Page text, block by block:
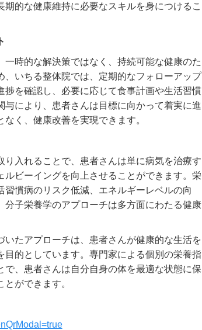
的な健康維持に必要なスキルを身につけるこ
時的な解決策ではなく、持続可能な健康のた
、いちる整体院では、定期的なフォローアップ
捗を確認し、必要に応じて食事計画や生活習慣
により、患者さんは目標に向かって着実に進
く、健康改善を実現できます。
入れることで、患者さんは単に病気を治療す
ルビーイングを向上させることができます。栄
慣病のリスク低減、エネルギーレベルの向
分子栄養学のアプローチは多方面にわたる健康
いたアプローチは、患者さんが健康的な生活を
的としています。専門家による個別の栄養指
、患者さんは自分自身の体を最適な状態に保
ができます。